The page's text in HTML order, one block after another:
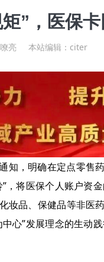
”，医保
亮 本站编辑：citer
知，明确在定点零售
，将医保个人账户资
妆品、保健品等非医
心”发展理念的生动